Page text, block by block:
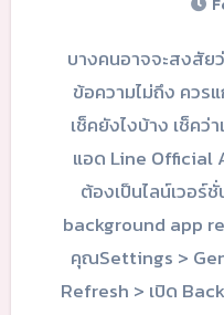
บางคนอาจจะสงสัยว่า เมื่อ Beacon มีปัญหา ส่ง
ข้อความไม่ถึง ควร
เช็คยังไงบ้าง เช็คว่
แอด Line Official
ต้องเป็นไลน์เวอร์
background app
คุณSettings >
Refresh > เปิด